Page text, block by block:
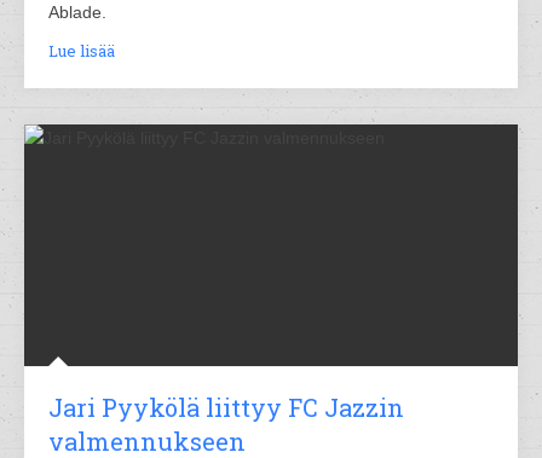
Ablade.
Lue lisää
Jari Pyykölä liittyy FC Jazzin
valmennukseen